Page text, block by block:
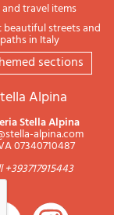
travel items
beautiful streets and
paths in Italy
sections
Stella Alpina
Stella Alpina
alpina.com
07340710487
+393717915443